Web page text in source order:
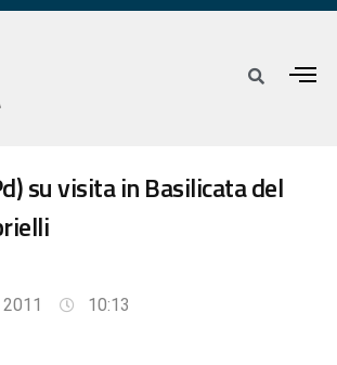
su visita in Basilicata del
10:13